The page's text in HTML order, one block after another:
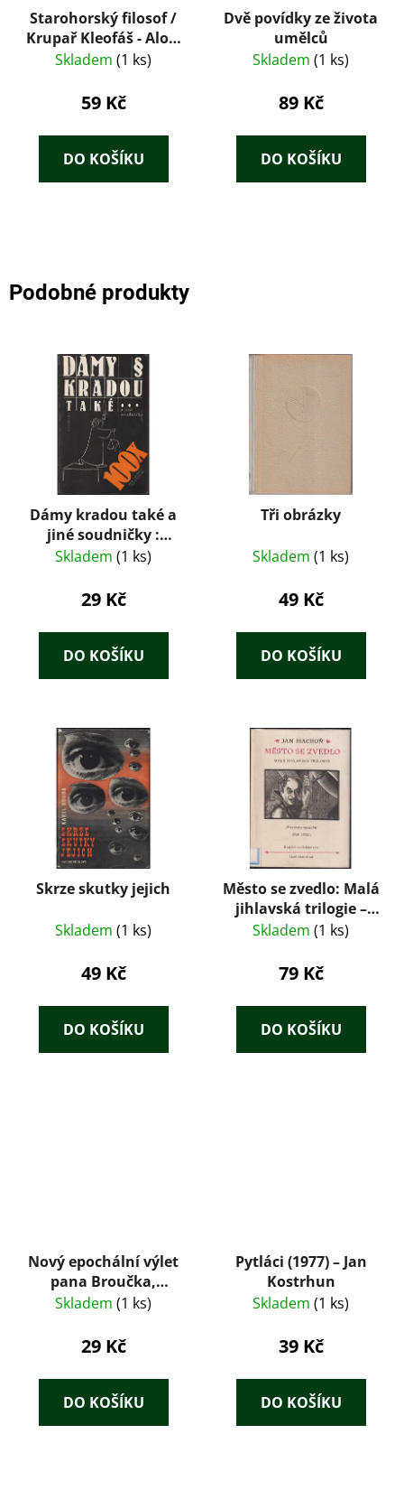
Starohorský filosof /
Krupař Kleofáš - Alois
Vojtěch Šmilovský
Skladem (1 ks)
59 Kč
DO KOŠÍKU
Dvě povídky ze života
umělců
Skladem (1 ks)
89 Kč
DO KOŠÍKU
Podobné produkty
Dámy kradou také a
jiné soudničky :
dekameron
Skladem (1 ks)
29 Kč
DO KOŠÍKU
Tři obrázky
Skladem (1 ks)
49 Kč
DO KOŠÍKU
Skrze skutky jejich
Skladem (1 ks)
49 Kč
DO KOŠÍKU
Město se zvedlo: Malá
jihlavská trilogie –
Jan Machoň (1955)
Skladem (1 ks)
79 Kč
DO KOŠÍKU
Nový epochální výlet
pana Broučka,
tentokrát do
Svatopluk Čech
Skladem (1 ks)
29 Kč
DO KOŠÍKU
Pytláci (1977) – Jan
Kostrhun
Skladem (1 ks)
39 Kč
DO KOŠÍKU